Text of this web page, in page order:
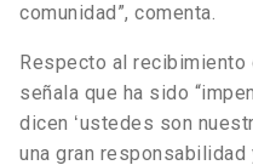
comunidad”, comenta.
Respecto al
señala que ha sido
dicen ʻustedes son
una gran